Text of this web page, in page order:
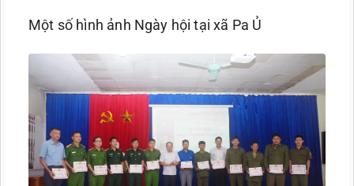
Một số hình ảnh Ngày hội tại xã Pa Ủ